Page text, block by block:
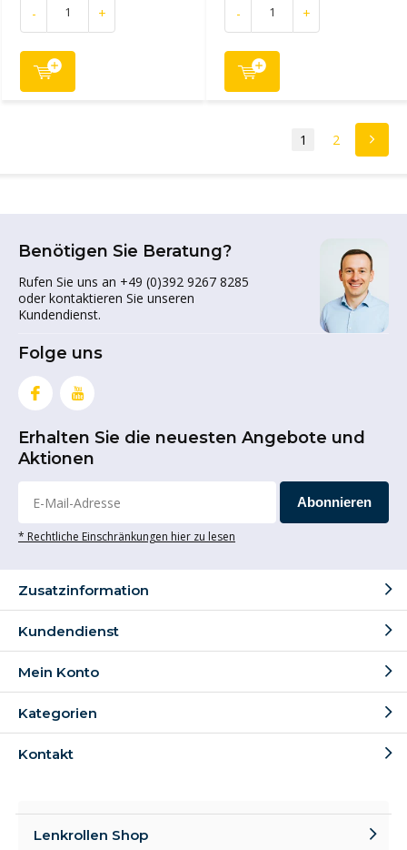
- + - +
1 2
Benötigen Sie Beratung?
Rufen Sie uns an +49 (0)392 9267 8285
oder kontaktieren Sie unseren
Kundendienst.
Folge uns
Erhalten Sie die neuesten Angebote und
Aktionen
Abonnieren
* Rechtliche Einschränkungen hier zu lesen
Zusatzinformation
Kundendienst
Mein Konto
Kategorien
Kontakt
Lenkrollen Shop